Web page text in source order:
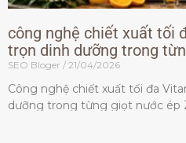
công nghệ chiết xuất tối
trọn dinh dưỡng trong
SEO Bloger 21/04/2026
Công nghệ chiết xuất tối đa
dưỡng trong từng giọt nước ép